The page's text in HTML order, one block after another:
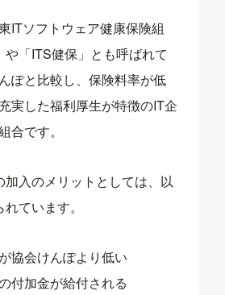
ITソフトウェア健康保険組
「ITS健保」とも呼ばれて
ぽと比較し、保険料率が低
実した福利厚生が特徴のIT企
合です。
加入のメリットとしては、以
ています。
協会けんぽより低い
付加金が給付される